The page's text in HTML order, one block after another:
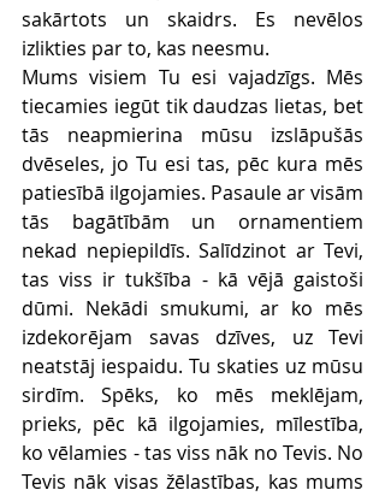
sakārtots un skaidrs. Es nevēlos
izlikties par to, kas neesmu.
Mums visiem Tu esi vajadzīgs. Mēs
tiecamies iegūt tik daudzas lietas, bet
tās neapmierina mūsu izslāpušās
dvēseles, jo Tu esi tas, pēc kura mēs
patiesībā ilgojamies. Pasaule ar visām
tās bagātībām un ornamentiem
nekad nepiepildīs. Salīdzinot ar Tevi,
tas viss ir tukšība - kā vējā gaistoši
dūmi. Nekādi smukumi, ar ko mēs
izdekorējam savas dzīves, uz Tevi
neatstāj iespaidu. Tu skaties uz mūsu
sirdīm. Spēks, ko mēs meklējam,
prieks, pēc kā ilgojamies, mīlestība,
ko vēlamies - tas viss nāk no Tevis. No
Tevis nāk visas žēlastības, kas mums